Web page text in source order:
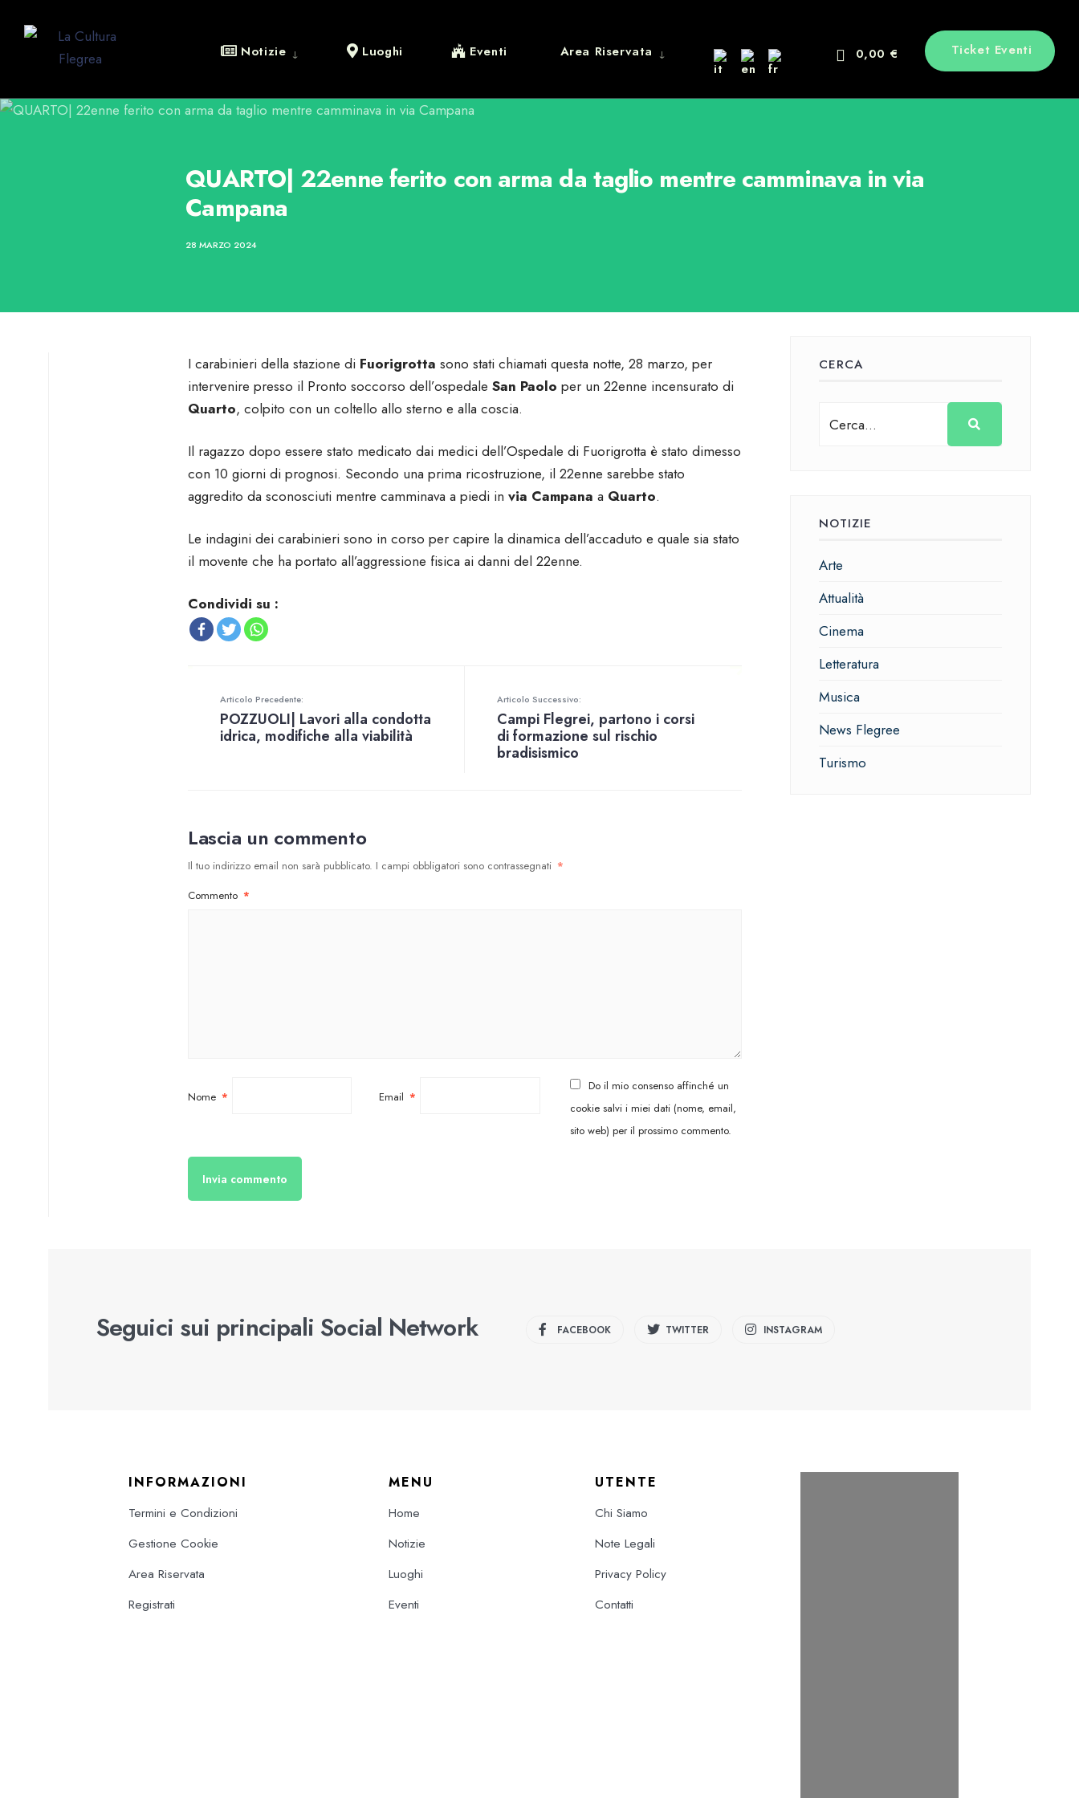
Notizie Luoghi Eventi Area Riservata Ticket Eventi
0,00 €
QUARTO| 22enne ferito con arma da taglio mentre camminava in via
Campana
28 MARZO 2024
I carabinieri della stazione di Fuorigrotta sono stati chiamati questa notte, 28 marzo, per
intervenire presso il Pronto soccorso dell’ospedale San Paolo per un 22enne incensurato di
Quarto, colpito con un coltello allo sterno e alla coscia.
Il ragazzo dopo essere stato medicato dai medici dell’Ospedale di Fuorigrotta è stato dimesso
con 10 giorni di prognosi. Secondo una prima ricostruzione, il 22enne sarebbe stato
aggredito da sconosciuti mentre camminava a piedi in via Campana a Quarto.
Le indagini dei carabinieri sono in corso per capire la dinamica dell’accaduto e quale sia stato
il movente che ha portato all’aggressione fisica ai danni del 22enne.
Condividi su :
Articolo Precedente:
POZZUOLI| Lavori alla condotta
idrica, modifiche alla viabilità
Articolo Successivo:
Campi Flegrei, partono i corsi
di formazione sul rischio
bradisismico
Lascia un commento
Il tuo indirizzo email non sarà pubblicato. I campi obbligatori sono contrassegnati *
Commento *
Nome * Email *
Do il mio consenso affinché un
cookie salvi i miei dati (nome, email,
sito web) per il prossimo commento.
CERCA
NOTIZIE
Arte
Attualità
Cinema
Letteratura
Musica
News Flegree
Turismo
Seguici sui principali Social Network FACEBOOK TWITTER INSTAGRAM
INFORMAZIONI
Termini e Condizioni
Gestione Cookie
Area Riservata
Registrati
MENU
Home
Notizie
Luoghi
Eventi
UTENTE
Chi Siamo
Note Legali
Privacy Policy
Contatti